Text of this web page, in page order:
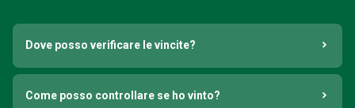
Dove posso verificare le vincite?
Come posso controllare se ho vinto?